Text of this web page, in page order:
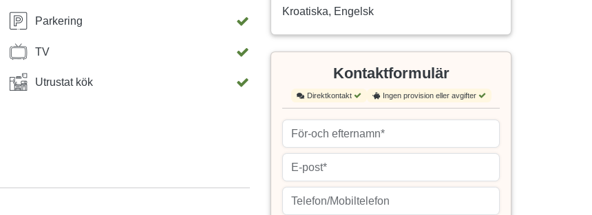
Parkering
TV
Utrustat kök
Kroatiska, Engelsk
Kontaktformulär
Direktkontakt Ingen provision eller avgifter